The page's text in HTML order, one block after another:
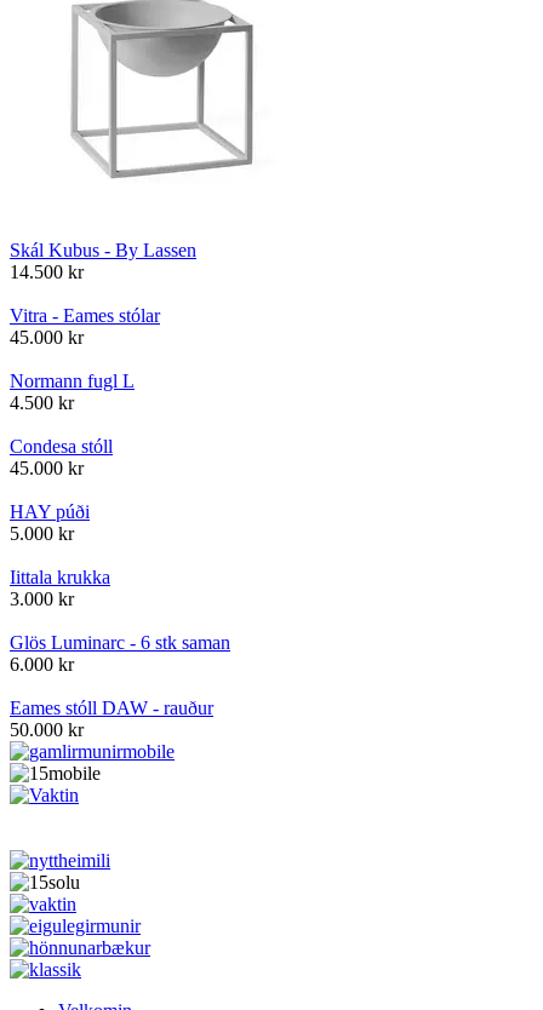
Skál Kubus - By Lassen
14.500 kr
Vitra - Eames stólar
45.000 kr
Normann fugl L
4.500 kr
Condesa stóll
45.000 kr
HAY púði
5.000 kr
Iittala krukka
3.000 kr
Glös Luminarc - 6 stk saman
6.000 kr
Eames stóll DAW - rauður
50.000 kr